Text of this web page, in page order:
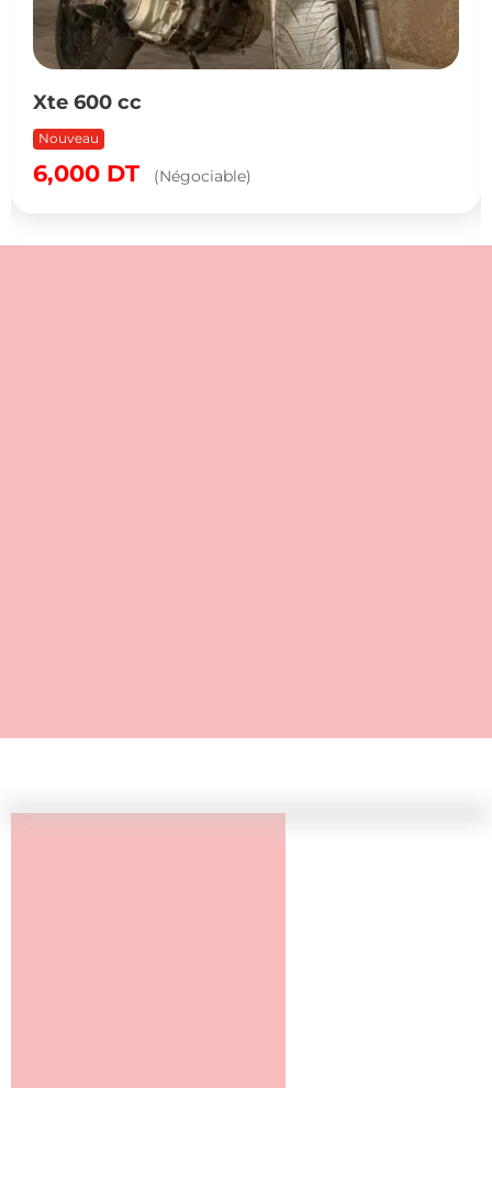
Xte 600 cc
Nouveau
6,000 DT (Négociable)